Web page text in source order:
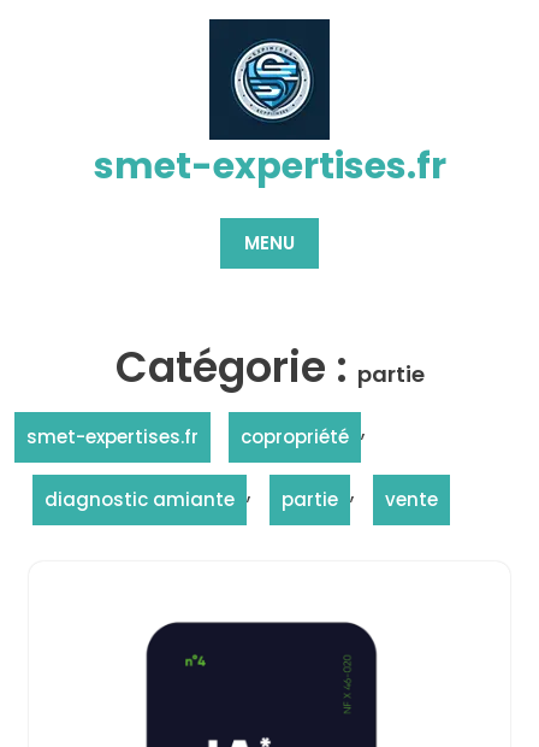
smet-expertises.fr
MENU
Catégorie : partie
smet-expertises.fr copropriété ,
diagnostic amiante , partie , vente